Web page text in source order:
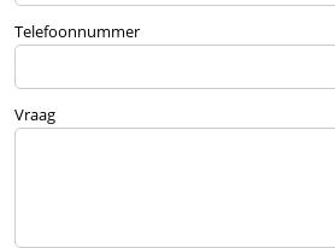
Telefoonnummer
Vraag